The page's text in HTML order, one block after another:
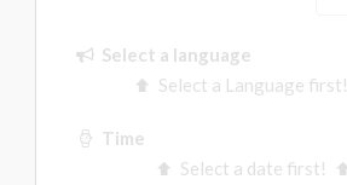
Select a language
Select a Language first!
Time
Select a date first!